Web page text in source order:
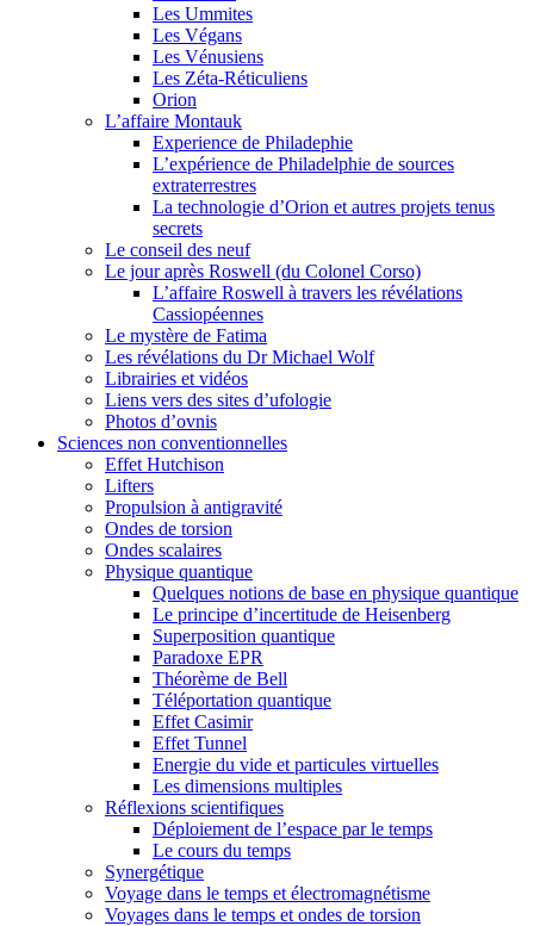
Les Ummites
Les Végans
Les Vénusiens
Les Zéta-Réticuliens
Orion
L’affaire Montauk
Experience de Philadephie
L’expérience de Philadelphie de sources
extraterrestres
La technologie d’Orion et autres projets tenus
secrets
Le conseil des neuf
Le jour après Roswell (du Colonel Corso)
L’affaire Roswell à travers les révélations
Cassiopéennes
Le mystère de Fatima
Les révélations du Dr Michael Wolf
Librairies et vidéos
Liens vers des sites d’ufologie
Photos d’ovnis
Sciences non conventionnelles
Effet Hutchison
Lifters
Propulsion à antigravité
Ondes de torsion
Ondes scalaires
Physique quantique
Quelques notions de base en physique quantique
Le principe d’incertitude de Heisenberg
Superposition quantique
Paradoxe EPR
Théorème de Bell
Téléportation quantique
Effet Casimir
Effet Tunnel
Energie du vide et particules virtuelles
Les dimensions multiples
Réflexions scientifiques
Déploiement de l’espace par le temps
Le cours du temps
Synergétique
Voyage dans le temps et électromagnétisme
Voyages dans le temps et ondes de torsion